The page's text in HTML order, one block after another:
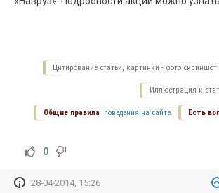
Цитирование статьи, картинки - фото скриншот
Иллюстрация к
Есть
Общие правила поведения на сайте.
0
28-04-2014, 15:26